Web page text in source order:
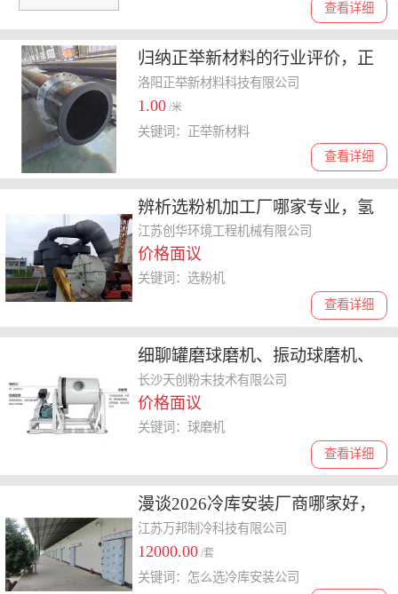
查看详细
归纳正举新材料的行业评价，正
举新材料口碑哪家性价比高
洛阳正举新材料科技有限公司
1.00 /米
查看详细
关键词：正举新材料
辨析选粉机加工厂哪家专业，氢
氧化钙选粉机、复合式选粉机哪
个口碑好
江苏创华环境工程机械有限公司
价格面议
查看详细
关键词：选粉机
细聊罐磨球磨机、振动球磨机、
行星球磨机厂商如何选
长沙天创粉末技术有限公司
价格面议
查看详细
关键词：球磨机
漫谈2026冷库安装厂商哪家好，
技术强的品牌全梳理
江苏万邦制冷科技有限公司
12000.00 /套
关键词：怎么选冷库安装公司